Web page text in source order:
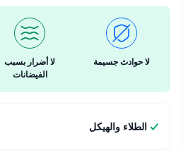
لا حوادث جسيمة
لا أضرار بسبب
الفيضانات
الطلاء والهيكل